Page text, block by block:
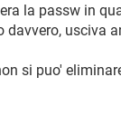
la passw in
davvero, usciva
si puo'